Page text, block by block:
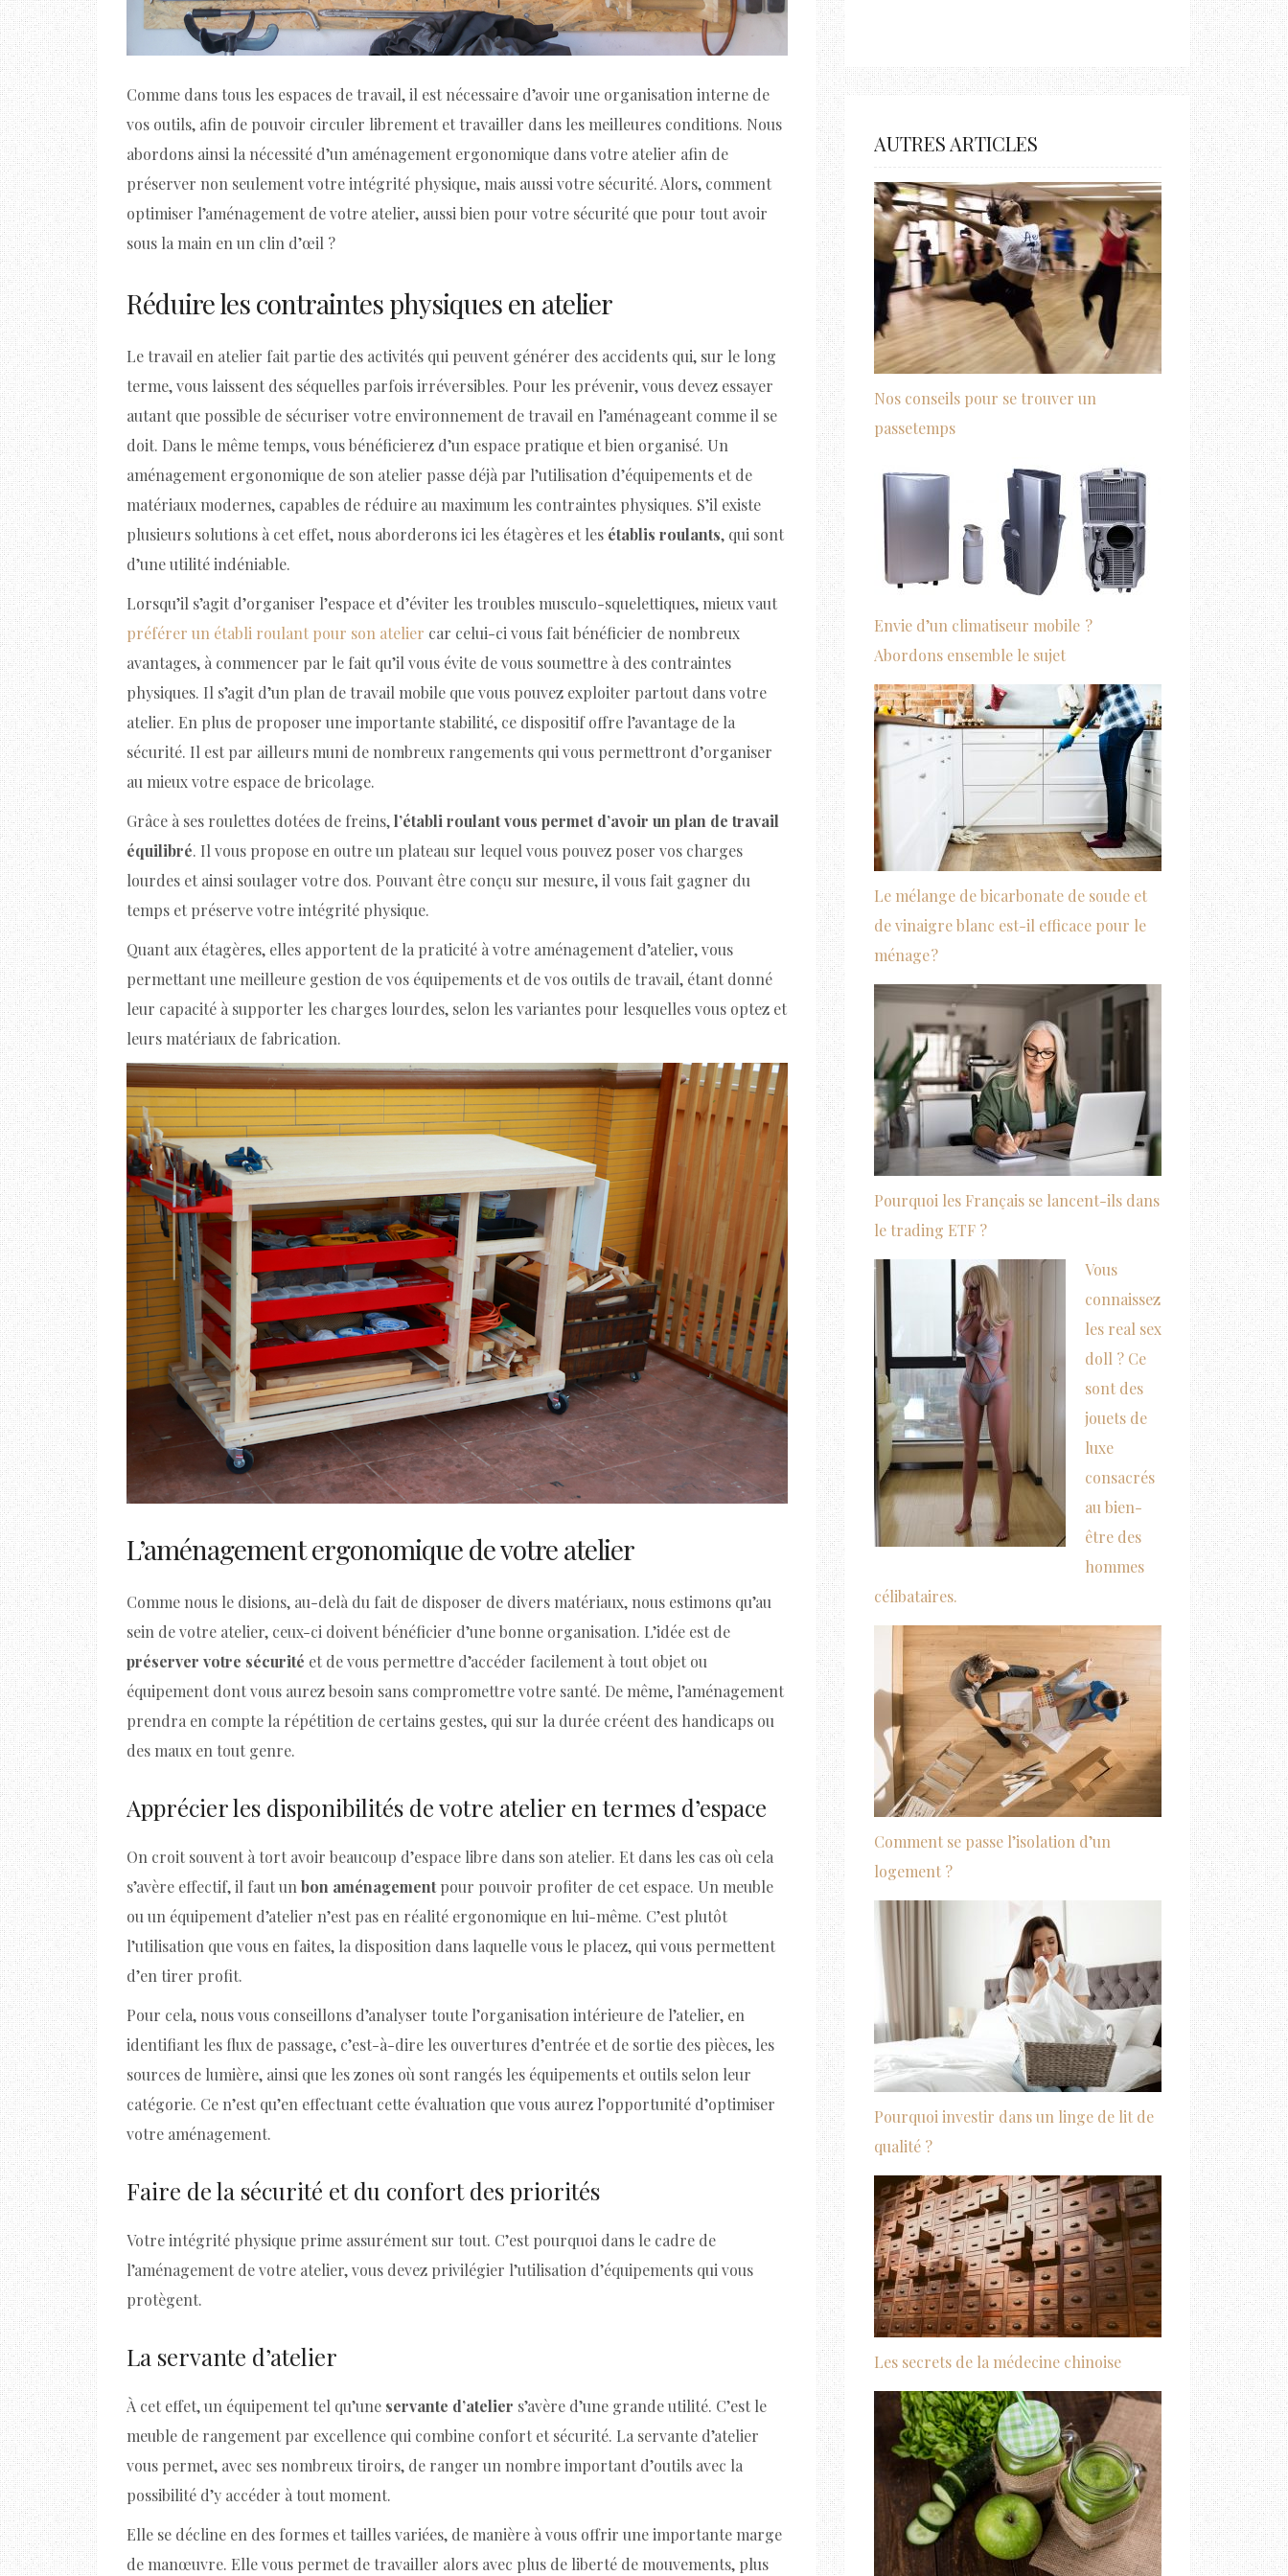
Comme dans tous les espaces de travail, il est nécessaire d’avoir une organisation interne de
vos outils, afin de pouvoir circuler librement et travailler dans les meilleures conditions. Nous
abordons ainsi la nécessité d’un aménagement ergonomique dans votre atelier afin de
préserver non seulement votre intégrité physique, mais aussi votre sécurité. Alors, comment
optimiser l’aménagement de votre atelier, aussi bien pour votre sécurité que pour tout avoir
sous la main en un clin d’œil ?
Réduire les contraintes physiques en atelier
Le travail en atelier fait partie des activités qui peuvent générer des accidents qui, sur le long
terme, vous laissent des séquelles parfois irréversibles. Pour les prévenir, vous devez essayer
autant que possible de sécuriser votre environnement de travail en l’aménageant comme il se
doit. Dans le même temps, vous bénéficierez d’un espace pratique et bien organisé. Un
aménagement ergonomique de son atelier passe déjà par l’utilisation d’équipements et de
matériaux modernes, capables de réduire au maximum les contraintes physiques. S’il existe
plusieurs solutions à cet effet, nous aborderons ici les étagères et les établis roulants, qui sont
d’une utilité indéniable.
Lorsqu’il s’agit d’organiser l’espace et d’éviter les troubles musculo-squelettiques, mieux vaut
préférer un établi roulant pour son atelier car celui-ci vous fait bénéficier de nombreux
avantages, à commencer par le fait qu’il vous évite de vous soumettre à des contraintes
physiques. Il s’agit d’un plan de travail mobile que vous pouvez exploiter partout dans votre
atelier. En plus de proposer une importante stabilité, ce dispositif offre l’avantage de la
sécurité. Il est par ailleurs muni de nombreux rangements qui vous permettront d’organiser
au mieux votre espace de bricolage.
Grâce à ses roulettes dotées de freins,l’établi roulant vous permet d’avoir un plan de travail
équilibré. Il vous propose en outre un plateau sur lequel vous pouvez poser vos charges
lourdes et ainsi soulager votre dos. Pouvant être conçu sur mesure, il vous fait gagner du
temps et préserve votre intégrité physique.
Quant aux étagères, elles apportent de la praticité à votre aménagement d’atelier, vous
permettant une meilleure gestion de vos équipements et de vos outils de travail, étant donné
leur capacité à supporter les charges lourdes, selon les variantes pour lesquelles vous optez et
leurs matériaux de fabrication.
L’aménagement ergonomique de votre atelier
Comme nous le disions, au-delà du fait de disposer de divers matériaux, nous estimons qu’au
sein de votre atelier, ceux-ci doivent bénéficier d’une bonne organisation. L’idée est de
préserver votre sécurité et de vous permettre d’accéder facilement à tout objet ou
équipement dont vous aurez besoin sans compromettre votre santé. De même, l’aménagement
prendra en compte la répétition de certains gestes, qui sur la durée créent des handicaps ou
des maux en tout genre.
Apprécier les disponibilités de votre atelier en termes d’espace
On croit souvent à tort avoir beaucoup d’espace libre dans son atelier. Et dans les cas où cela
s’avère effectif, il faut unbon aménagementpour pouvoir profiter de cet espace. Un meuble
ou un équipement d’atelier n’est pas en réalité ergonomique en lui-même. C’est plutôt
l’utilisation que vous en faites, la disposition dans laquelle vous le placez, qui vous permettent
d’en tirer profit.
Pour cela, nous vous conseillons d’analyser toute l’organisation intérieure de l’atelier, en
identifiant les flux de passage, c’est-à-dire les ouvertures d’entrée et de sortie des pièces, les
sources de lumière, ainsi que les zones où sont rangés les équipements et outils selon leur
catégorie. Ce n’est qu’en effectuant cette évaluation que vous aurez l’opportunité d’optimiser
votre aménagement.
Faire de la sécurité et du confort des priorités
Votre intégrité physique prime assurément sur tout. C’est pourquoi dans le cadre de
l’aménagement de votre atelier, vous devez privilégier l’utilisation d’équipements qui vous
protègent.
La servante d’atelier
À cet effet, un équipement tel qu’une servante d’atelier s’avère d’une grande utilité. C’est le
meuble de rangement par excellence qui combine confort et sécurité. La servante d’atelier
vous permet, avec ses nombreux tiroirs, de ranger un nombre important d’outils avec la
possibilité d’y accéder à tout moment.
Elle se décline en des formes et tailles variées, de manière à vous offrir une importante marge
de manœuvre. Elle vous permet de travailler alors avec plus de liberté de mouvements, plus
AUTRES ARTICLES
Nos conseils pour se trouver un
passetemps
Envie d’un climatiseur mobile ?
Abordons ensemble le sujet
Le mélange de bicarbonate de soude et
de vinaigre blanc est-il efficace pour le
ménage ?
Pourquoi les Français se lancent-ils dans
le trading ETF ?
Vous
connaissez
les real sex
doll ? Ce
sont des
jouets de
luxe
consacrés
au bien-
être des
hommes
célibataires.
Comment se passe l’isolation d’un
logement ?
Pourquoi investir dans un linge de lit de
qualité ?
Les secrets de la médecine chinoise